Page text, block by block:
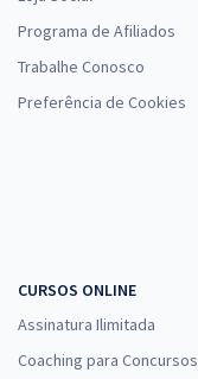
Programa de Afiliados
Trabalhe Conosco
Preferência de Cookies
CURSOS ONLINE
Assinatura Ilimitada
Coaching para Concursos